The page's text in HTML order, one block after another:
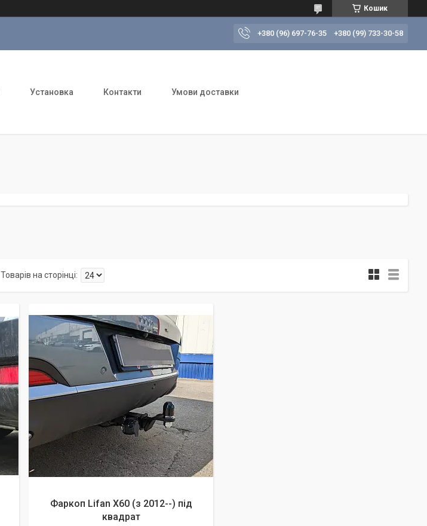
Кошик
+380 (96) 697-76-35 +380 (99) 733-30-58
Установка Контакти Умови доставки
Фаркоп Lifan X60 (з 2012--) під
квадрат